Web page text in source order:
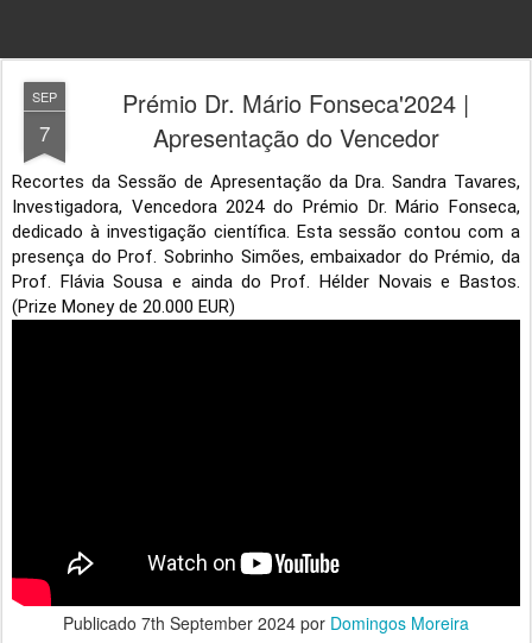
SEP
7
Prémio Dr. Mário Fonseca'2024 |
Apresentação do Vencedor
Recortes da Sessão de Apresentação da Dra. Sandra Tavares,
Investigadora, Vencedora 2024 do Prémio Dr. Mário Fonseca,
dedicado à investigação científica. Esta sessão contou com a
presença do Prof. Sobrinho Simões, embaixador do Prémio, da
Prof. Flávia Sousa e ainda do Prof. Hélder Novais e Bastos.
(Prize Money de 20.000 EUR)
Publicado 7th September 2024 por Domingos Moreira